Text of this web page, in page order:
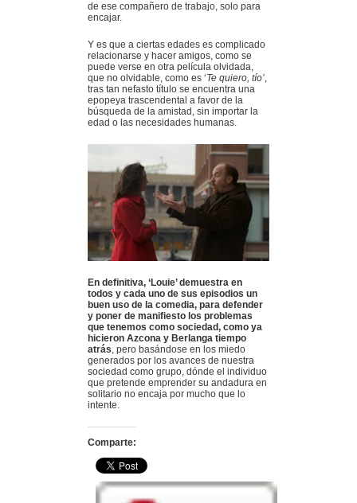
de ese compañero de trabajo, solo para
encajar.
Y es que a ciertas edades es complicado
relacionarse y hacer amigos, como se
puede verse en otra película olvidada,
que no olvidable, como es ‘Te quiero, tío’
tras tan nefasto título se encuentra una
epopeya trascendental a favor de la
búsqueda de la amistad, sin importar la
edad o las necesidades humanas.
En definitiva, ‘Louie’ demuestra en
todos y cada uno de sus episodios un
buen uso de la comedia, para defender
y poner de manifiesto los problemas
que tenemos como sociedad, como ya
hicieron Azcona y Berlanga tiempo
atrás, pero basándose en los miedo
generados por los avances de nuestra
sociedad como grupo, dónde el individuo
que pretende emprender su andadura en
solitario no encaja por mucho que lo
intente.
Comparte: